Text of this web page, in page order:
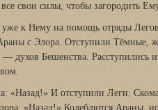
свои силы, чтобы загородить
к Нему на помощь отряды
с Элора. Отступили Тёмные,
духов Бешенства. Расступились
«Назад!» И отступили Леги.
«Назад!» Колеблются Араны,